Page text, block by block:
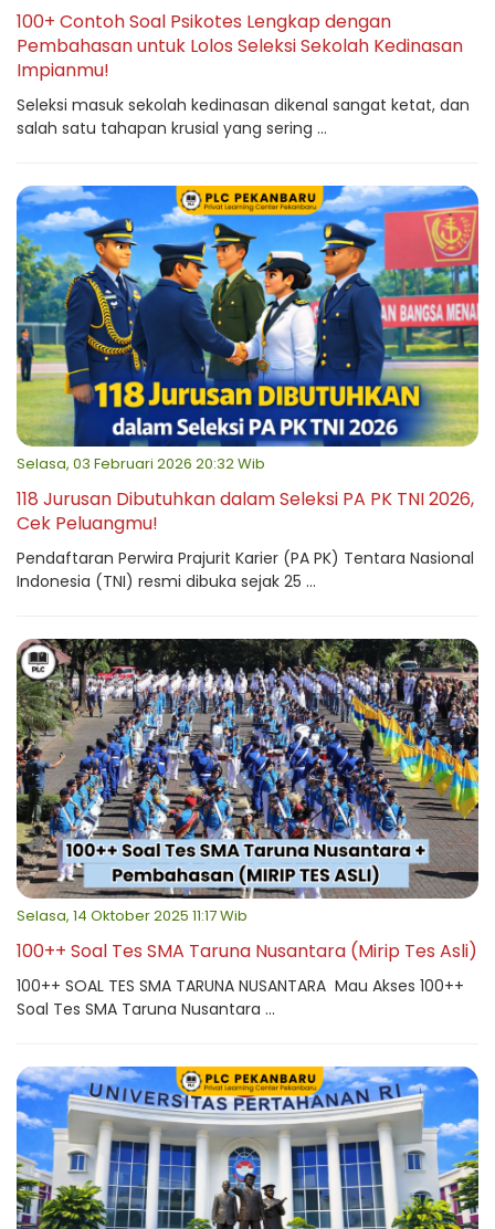
100+ Contoh Soal Psikotes Lengkap dengan
Pembahasan untuk Lolos Seleksi Sekolah Kedinasan
Impianmu!
Seleksi masuk sekolah kedinasan dikenal sangat ketat, dan
salah satu tahapan krusial yang sering ...
Selasa, 03 Februari 2026 20:32 Wib
118 Jurusan Dibutuhkan dalam Seleksi PA PK TNI 2026,
Cek Peluangmu!
Pendaftaran Perwira Prajurit Karier (PA PK) Tentara Nasional
Indonesia (TNI) resmi dibuka sejak 25 ...
Selasa, 14 Oktober 2025 11:17 Wib
100++ Soal Tes SMA Taruna Nusantara (Mirip Tes Asli)
100++ SOAL TES SMA TARUNA NUSANTARA Mau Akses 100++
Soal Tes SMA Taruna Nusantara ...